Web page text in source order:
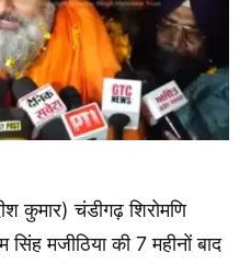
कुमार) चंडीगढ़ शिरोमणि
मजीठिया की 7 महीनों बाद